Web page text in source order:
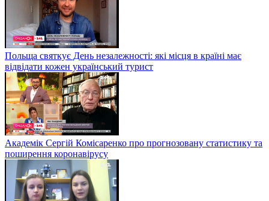
Польща святкує День незалежності: які місця в країні має
відвідати кожен український турист
Академік Сергій Комісаренко про прогнозовану статистику та
поширення коронавірусу